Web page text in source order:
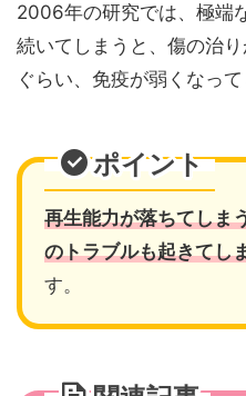
2006年の研究では、極端
続いてしまうと、傷の治
ぐらい、免疫が弱くなって
ポイント
再生能力が落ちてしま
のトラブルも起きてし
す。